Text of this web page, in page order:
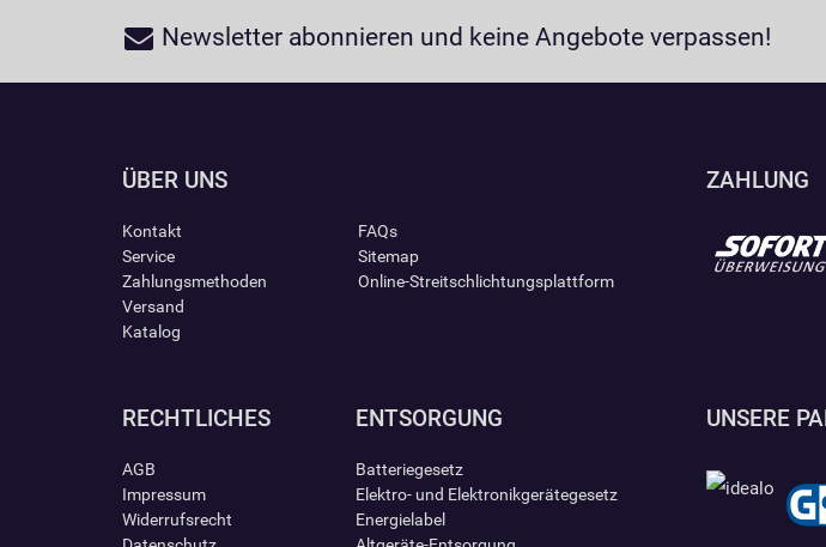
Newsletter abonnieren und keine Angebote verpassen!
ÜBER UNS
Kontakt
Service
Zahlungsmethoden
Versand
Katalog
FAQs
Sitemap
Online-Streitschlichtungsplattform
ZAHLUNG
RECHTLICHES
AGB
Impressum
Widerrufsrecht
ENTSORGUNG
Batteriegesetz
Elektro- und Elektronikgerätegesetz
Energielabel
UNSERE